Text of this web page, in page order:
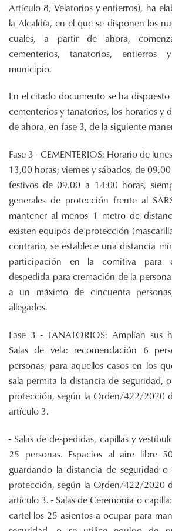
Artículo 8, Velatorios y entierros), ha
la Alcaldía, en el que se disponen los
cuales, a partir de ahora,
cementerios, tanatorios,
municipio.
En el citado documento se ha
cementerios y tanatorios, los horarios y
de ahora, en fase 3, de la siguiente
Fase 3 - CEMENTERIOS: Horario de
13,00 horas; viernes y sábados, de
festivos de 09.00 a 14:00 horas,
generales de protección frente al
mantener al menos 1 metro de
existen equipos de protección
contrario, se establece una distancia
participación en la comitiva para
despedida para cremación de la
a un máximo de cincuenta
allegados.
Fase 3 - TANATORIOS: Amplían sus
Salas de vela: recomendación 6
personas, para aquellos casos en los
sala permita la distancia de seguridad,
protección, según la Orden/422/2020
artículo 3.
- Salas de despedidas, capillas y
25 personas. Espacios al aire libre
guardando la distancia de seguridad
protección, según la Orden/422/2020
artículo 3. - Salas de Ceremonia o
cartel los 25 asientos a ocupar para